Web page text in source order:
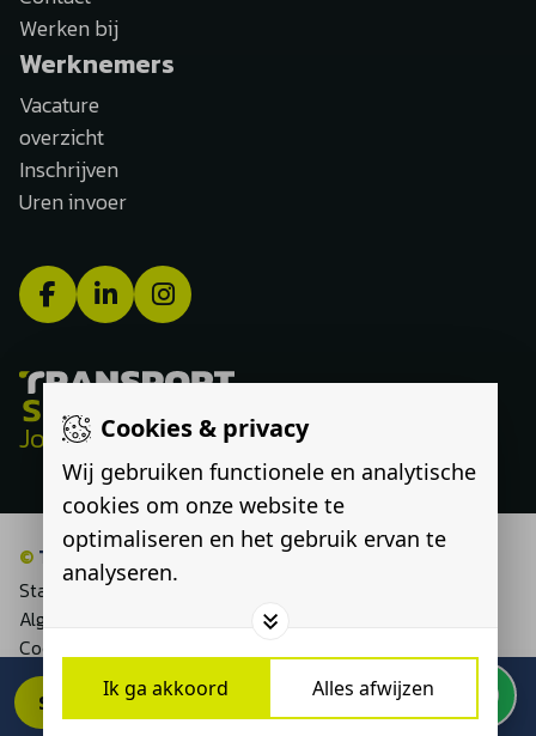
Cookies & privacy
Wij gebruiken functionele en analytische
cookies om onze website te
optimaliseren en het gebruik ervan te
analyseren.
Ik ga akkoord Alles afwijzen
SOLLICITEER DIRECT
Werken bij
Werknemers
Vacature
overzicht
Inschrijven
Uren invoer
Jouw route, onze expertise
© Transport Select
Statement discriminatie
Algemene voorwaarden
Cookieverklaring
Privacyverklaring
Wijzig cookies